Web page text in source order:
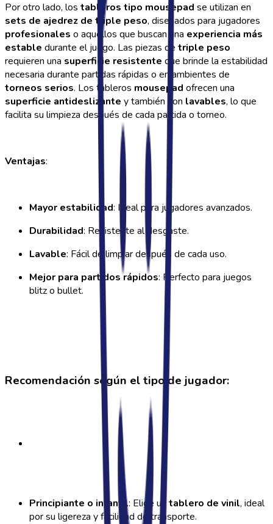
Por otro lado, los tableros tipo mousepad se utilizan en
sets de ajedrez de triple peso, diseñados para jugadores
profesionales o aquellos que buscan una experiencia más
estable durante el juego. Las piezas de triple peso
requieren una superficie resistente que brinde la estabilidad
necesaria durante partidas rápidas o en ambientes de
torneos serios. Los tableros mousepad ofrecen una
superficie antideslizante y también son lavables, lo que
facilita su limpieza después de cada partida o torneo.
Ventajas:
Mayor estabilidad: Ideal para jugadores avanzados.
Durabilidad: Resistente al desgaste.
Lavable: Fácil de limpiar después de cada uso.
Mejor para partidos rápidos: Perfecto para juegos
blitz o bullet.
Recomendación según el tipo de jugador:
Principiante o infantil: Elige untablero de vinil, ideal
por su ligereza y facilidad de transporte.